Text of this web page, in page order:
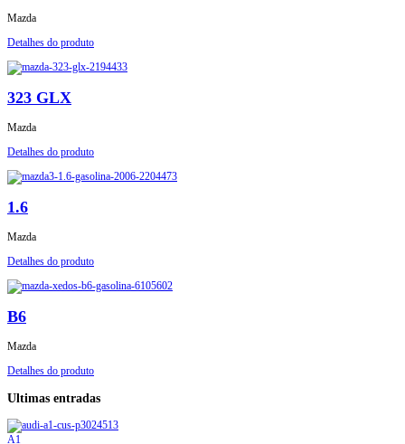
Mazda
Detalhes do produto
323 GLX
Mazda
Detalhes do produto
1.6
Mazda
Detalhes do produto
B6
Mazda
Detalhes do produto
Ultimas entradas
A1